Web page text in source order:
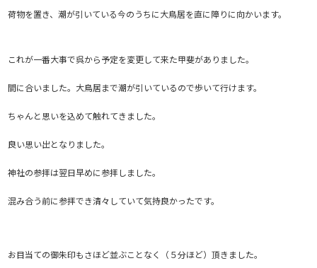
荷物を置き、潮が引いている今のうちに大鳥居を直に障りに向かいます。
これが一番大事で呉から予定を変更して来た甲斐がありました。
間に合いました。大鳥居まで潮が引いているので歩いて行けます。
ちゃんと思いを込めて触れてきました。
良い思い出となりました。
神社の参拝は翌日早めに参拝しました。
混み合う前に参拝でき清々していて気持良かったです。
お目当ての御朱印もさほど並ぶことなく（５分ほど）頂きました。